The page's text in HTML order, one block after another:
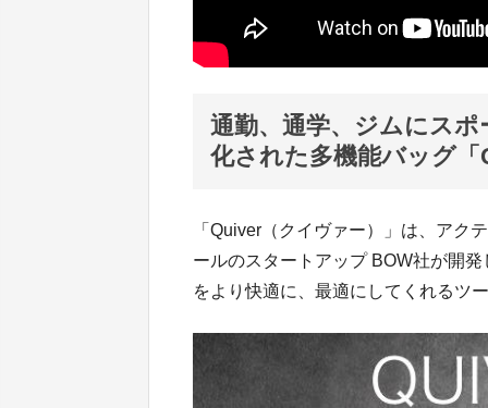
通勤、通学、ジムにス
化された多機能バッグ
「Quiver（クイヴァー）」は、アク
ールのスタートアップ BOW社が開
をより快適に、最適にしてくれるツ